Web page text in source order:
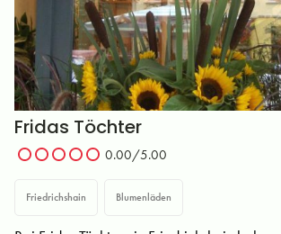
Fridas Töchter
0.00/5.00
Friedrichshain Blumenläden